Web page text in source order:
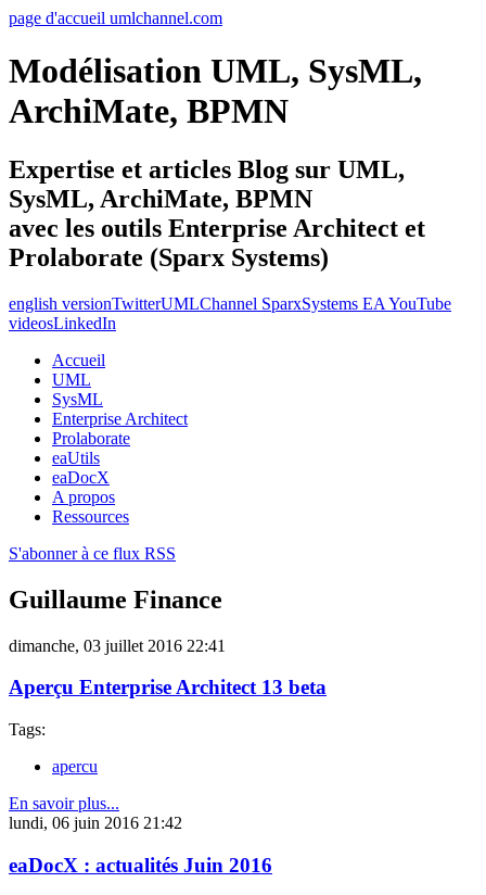
page d'accueil umlchannel.com
Modélisation UML, SysML,
ArchiMate, BPMN
Expertise et articles Blog sur UML,
SysML, ArchiMate, BPMN
avec les outils Enterprise Architect et
Prolaborate (Sparx Systems)
english versionTwitterUMLChannel SparxSystems EA YouTube
videosLinkedIn
Accueil
UML
SysML
Enterprise Architect
Prolaborate
eaUtils
eaDocX
A propos
Ressources
S'abonner à ce flux RSS
Guillaume Finance
dimanche, 03 juillet 2016 22:41
Aperçu Enterprise Architect 13 beta
Tags:
apercu
En savoir plus...
lundi, 06 juin 2016 21:42
eaDocX : actualités Juin 2016